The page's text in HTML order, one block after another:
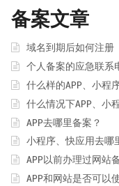
备案文章
域名到期后如何注册
个人备案的应急联系
什么样的APP、小程
什么情况下APP、小
APP去哪里备案？
小程序、快应用去哪
APP以前办理过网站
APP和网站是否可以